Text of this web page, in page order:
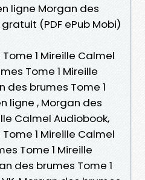
ligne Morgan des
(PDF ePub Mobi)
1 Mireille Calmel
Tome 1 Mireille
des brumes Tome 1
ligne , Morgan des
Calmel Audiobook,
1 Mireille Calmel
Tome 1 Mireille
des brumes Tome 1